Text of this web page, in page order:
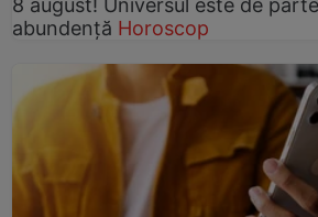
8 august! Universul este de
abundență Horoscop